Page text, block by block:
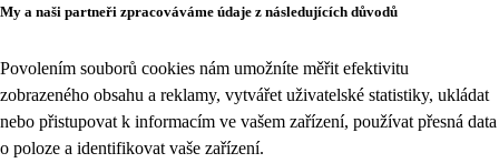
My a naši partneři zpracováváme údaje z následujících důvodů
Povolením souborů cookies nám umožníte měřit efektivitu
zobrazeného obsahu a reklamy, vytvářet uživatelské statistiky, ukládat
nebo přistupovat k informacím ve vašem zařízení, používat přesná data
o poloze a identifikovat vaše zařízení.